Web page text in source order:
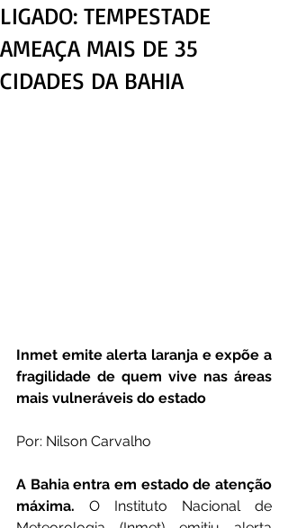
LIGADO: TEMPESTADE
AMEAÇA MAIS DE 35
CIDADES DA BAHIA
Inmet emite alerta laranja e expõe a
fragilidade de quem vive nas áreas
mais vulneráveis do estado
Por: Nilson Carvalho
A Bahia entra em estado de atenção
máxima. O Instituto Nacional de